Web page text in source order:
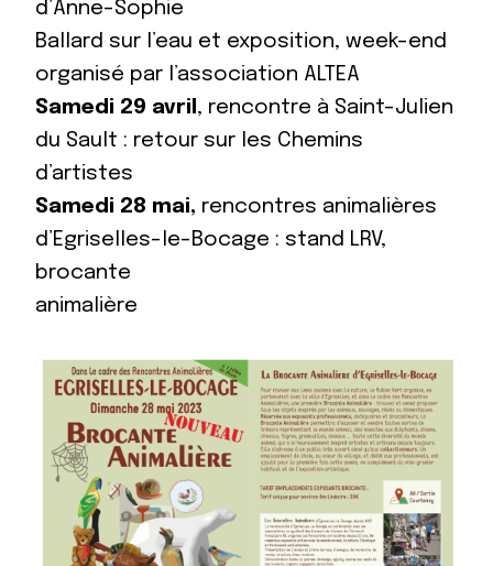
d’Anne-Sophie
Ballard sur l’eau et exposition, week-end
organisé par l’association ALTEA
Samedi 29 avril , rencontre à Saint-Julien
du Sault : retour sur les Chemins
d’artistes
Samedi 28 mai, rencontres animalières
d’Egriselles-le-Bocage : stand LRV,
brocante
animalière